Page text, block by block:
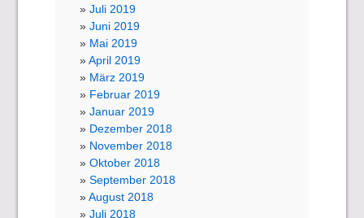
Juli 2019
Juni 2019
Mai 2019
April 2019
März 2019
Februar 2019
Januar 2019
Dezember 2018
November 2018
Oktober 2018
September 2018
August 2018
Juli 2018